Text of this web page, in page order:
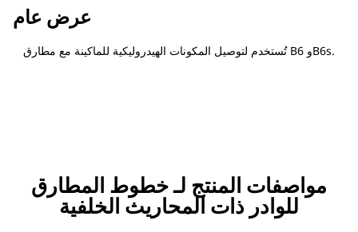
عرض عام
تُستخدم لتوصيل المكونات الهيدروليكية للماكينة مع مطارق B6 وB6s.
مواصفات المنتج لـ خطوط المطارق
للوادر ذات المحاريث الخلفية